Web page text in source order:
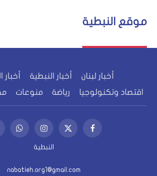
موقع النبطية
أخبار لبنان أخبار النبطية
أخبار
اقتصاد وتكنولوجيا
رياضة منوعات
فيسبوكX
(Twitter)
الانستغرام
النبطية
nabatieh.org1@gmail.com